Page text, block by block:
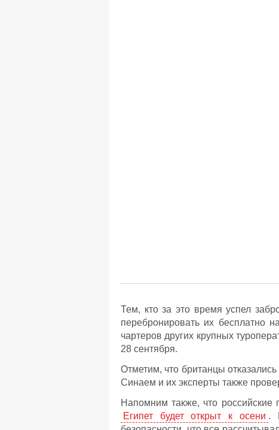
Тем, кто за это время успел
перебронировать их бесплатно
чартеров других крупных
28 сентября.
Отметим, что британцы
Синаем и их эксперты также
Напомним также, что российские
Египет будет открыт к осени .